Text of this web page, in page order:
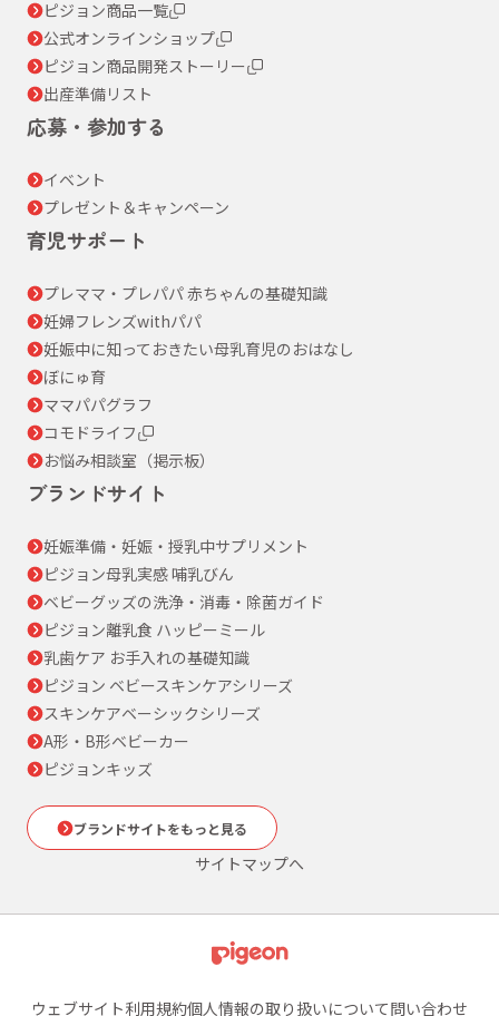
ピジョン商品一覧
公式オンラインショップ
ピジョン商品開発ストーリー
出産準備リスト
応募・参加する
イベント
プレゼント＆キャンペーン
育児サポート
プレママ・プレパパ 赤ちゃんの基礎知識
妊婦フレンズwithパパ
妊娠中に知っておきたい母乳育児のおはなし
ぼにゅ育
ママパパグラフ
コモドライフ
お悩み相談室（掲示板）
ブランドサイト
妊娠準備・妊娠・授乳中サプリメント
ピジョン母乳実感 哺乳びん
ベビーグッズの洗浄・消毒・除菌ガイド
ピジョン離乳食 ハッピーミール
乳歯ケア お手入れの基礎知識
ピジョン ベビースキンケアシリーズ
スキンケアベーシックシリーズ
A形・B形ベビーカー
ピジョンキッズ
ブランドサイトをもっと見る
サイトマップへ
ウェブサイト利用規約個人情報の取り扱いについて問い合わせ